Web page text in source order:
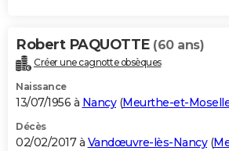
Robert PAQUOTTE (60 ans)
Créer une cagnotte obsèques
Naissance
13/07/1956 à Nancy(Meurthe-et-
Décès
02/02/2017 à Vandœuvre-lès-Nancy(